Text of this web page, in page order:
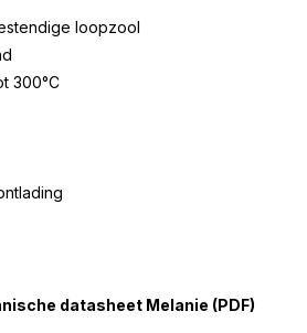
loopzool
300°C
datasheet Melanie (PDF)